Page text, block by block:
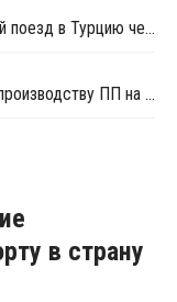
Казахстан запустил первый контейнерный поезд в Турцию через территорию Ирана
LG Chemical в марте остановит завод по производству ПП на профилактику
в страну